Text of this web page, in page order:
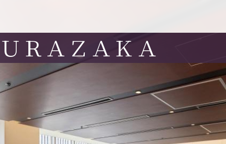
ＲＡＺＡＫＡ